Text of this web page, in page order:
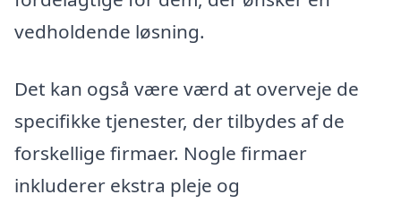
vedholdende løsning.
Det kan også være værd at overveje de
specifikke tjenester, der tilbydes af de
forskellige firmaer. Nogle firmaer
inkluderer ekstra pleje og